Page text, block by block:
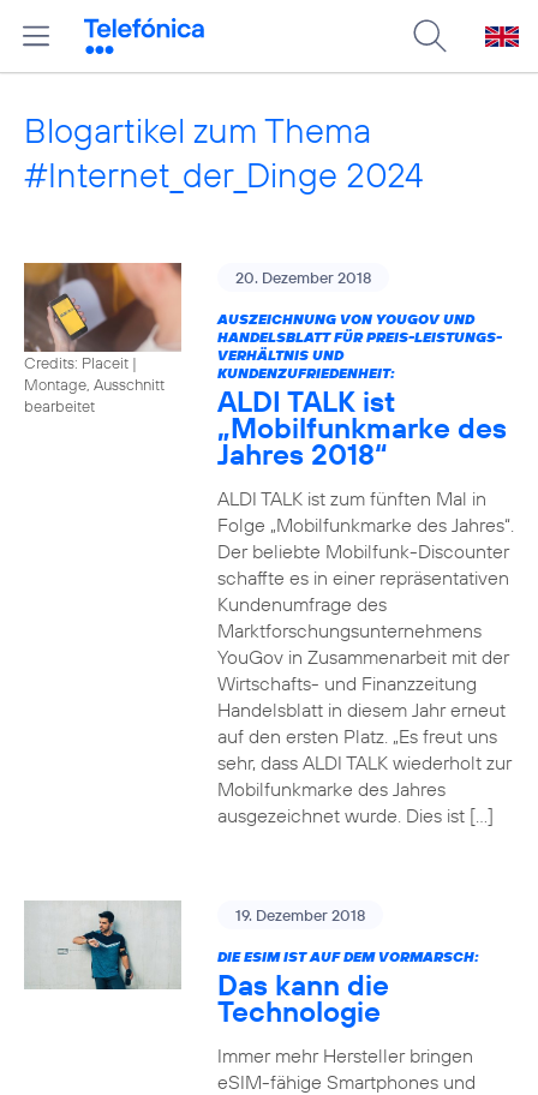
Blogartikel zum Thema
#Internet_der_Dinge 2024
Credits: Placeit |
Montage, Ausschnitt
bearbeitet
20. Dezember 2018
AUSZEICHNUNG VON YOUGOV UND
HANDELSBLATT FÜR PREIS-LEISTUNGS-
VERHÄLTNIS UND
KUNDENZUFRIEDENHEIT:
ALDI TALK ist
„Mobilfunkmarke des
Jahres 2018“
ALDI TALK ist zum fünften Mal in
Folge „Mobilfunkmarke des Jahres“.
Der beliebte Mobilfunk-Discounter
schaffte es in einer repräsentativen
Kundenumfrage des
Marktforschungsunternehmens
YouGov in Zusammenarbeit mit der
Wirtschafts- und Finanzzeitung
Handelsblatt in diesem Jahr erneut
auf den ersten Platz. „Es freut uns
sehr, dass ALDI TALK wiederholt zur
Mobilfunkmarke des Jahres
ausgezeichnet wurde. Dies ist […]
19. Dezember 2018
DIE ESIM IST AUF DEM VORMARSCH:
Das kann die
Technologie
Immer mehr Hersteller bringen
eSIM-fähige Smartphones und